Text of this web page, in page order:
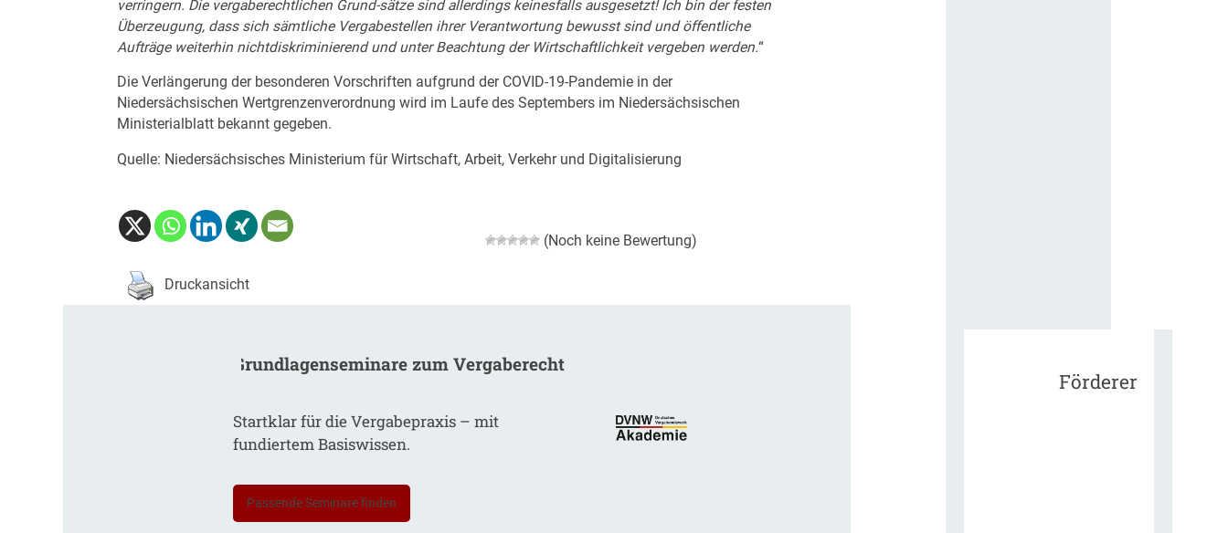
verringern. Die vergaberechtlichen Grund-sätze sind allerdings keinesfalls ausgesetzt! Ich bin der festen
Überzeugung, dass sich sämtliche Vergabestellen ihrer Verantwortung bewusst sind und öffentliche
Aufträge weiterhin nichtdiskriminierend und unter Beachtung der Wirtschaftlichkeit vergeben werden.“
Die Verlängerung der besonderen Vorschriften aufgrund der COVID-19-Pandemie in der
Niedersächsischen Wertgrenzenverordnung wird im Laufe des Septembers im Niedersächsischen
Ministerialblatt bekannt gegeben.
Quelle: Niedersächsisches Ministerium für Wirtschaft, Arbeit, Verkehr und Digitalisierung
(Noch keine Bewertung)
Druckansicht
Grundlagenseminare zum Vergaberecht
Startklar für die Vergabepraxis – mit
fundiertem Basiswissen.
Passende Seminare finden
Förderer